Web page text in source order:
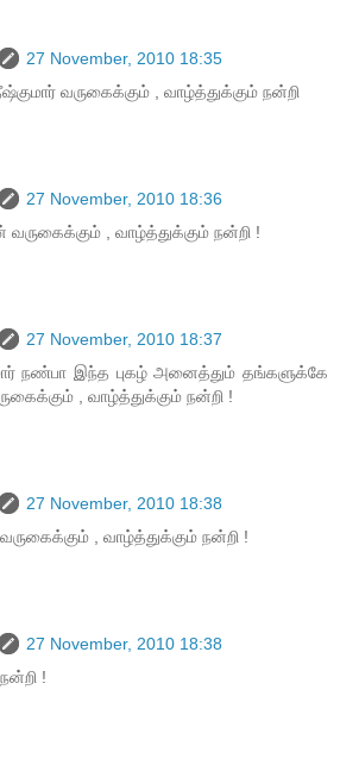
27 November, 2010 18:35
வருகைக்கும் , வாழ்த்துக்கும் நன்றி
27 November, 2010 18:36
, வாழ்த்துக்கும் நன்றி !
27 November, 2010 18:37
நண்பா இந்த புகழ் அனைத்தும் தங்களுக்கே
, வாழ்த்துக்கும் நன்றி !
27 November, 2010 18:38
, வாழ்த்துக்கும் நன்றி !
27 November, 2010 18:38
!